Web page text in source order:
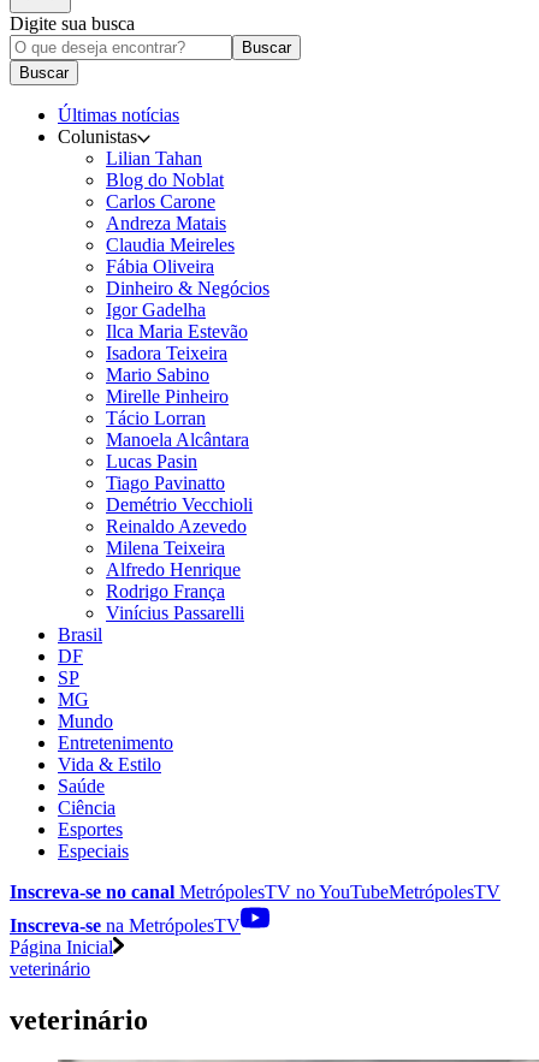
Digite sua busca
Buscar
Buscar
Últimas notícias
Colunistas
Lilian Tahan
Blog do Noblat
Carlos Carone
Andreza Matais
Claudia Meireles
Fábia Oliveira
Dinheiro & Negócios
Igor Gadelha
Ilca Maria Estevão
Isadora Teixeira
Mario Sabino
Mirelle Pinheiro
Tácio Lorran
Manoela Alcântara
Lucas Pasin
Tiago Pavinatto
Demétrio Vecchioli
Reinaldo Azevedo
Milena Teixeira
Alfredo Henrique
Rodrigo França
Vinícius Passarelli
Brasil
DF
SP
MG
Mundo
Entretenimento
Vida & Estilo
Saúde
Ciência
Esportes
Especiais
Inscreva-se no canal MetrópolesTV noYouTubeMetrópolesTV
Inscreva-se na MetrópolesTV
Página Inicial
veterinário
veterinário